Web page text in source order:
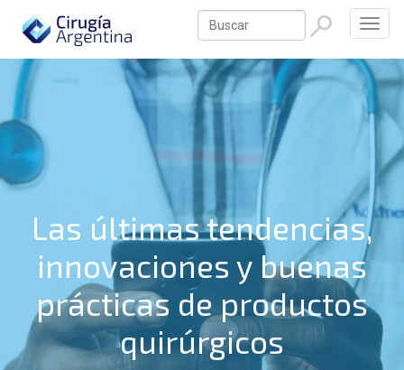
Las últimas tendencias,
innovaciones y buenas
prácticas de productos
quirúrgicos